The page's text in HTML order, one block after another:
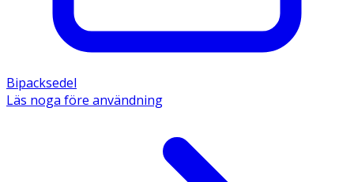
Bipacksedel
Läs noga före användning